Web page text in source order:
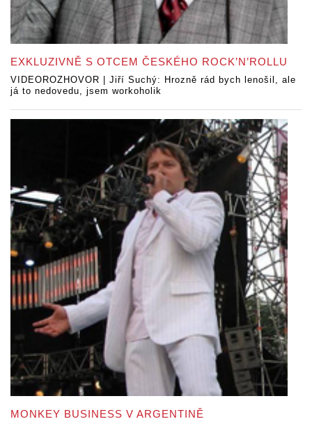
EXKLUZIVNĚ S OTCEM ČESKÉHO ROCK’N’ROLLU
VIDEOROZHOVOR | Jiří Suchý: Hrozně rád bych lenošil, ale
já to nedovedu, jsem workoholik
MONKEY BUSINESS V ARGENTINĚ